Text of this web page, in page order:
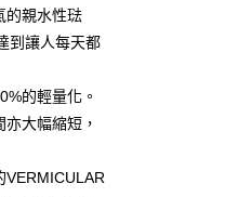
的親水性琺
到讓人每天都
的輕量化。
大幅縮短，
VERMICULAR